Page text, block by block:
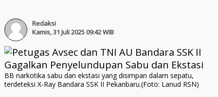
Redaksi
Kamis, 31 Juli 2025 09:42 WIB
BB narkotika sabu dan ekstasi yang disimpan dalam sepatu,
terdeteksi X-Ray Bandara SSK II Pekanbaru.(Foto: Lanud RSN)